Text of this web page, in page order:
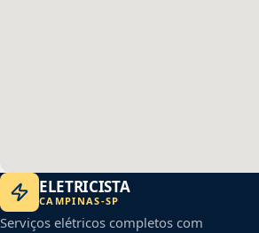
ELETRICISTA
CAMPINAS-SP
Serviços elétricos completos com